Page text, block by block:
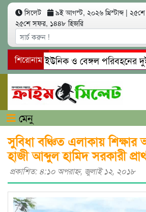
সিলেট ৯ই আগস্ট, ২০২৬ খ্রিস্টাব্দ | ২৫শে
২৫শে সফর, ১৪৪৮ হিজরি
শিরোনাম
সিলেটে ইউনিক ও বেঙ্গল পরিবহনের দুই
গোয়াইনঘাটে প্রেমের ফাঁদে তরুণী পাচার:
মেনু
সুবিধা বঞ্চিত এলাকায়
হাজী আব্দুল হামিদ সরকারী
প্রকাশিত: ৪:১০ অপরাহ্ণ, জুলাই ১২, ২০১৮